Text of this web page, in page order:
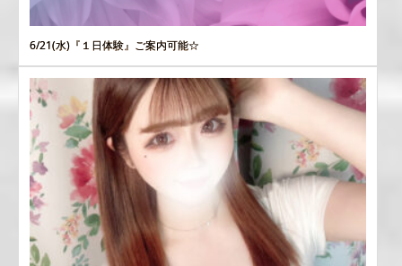
6/21(水)『１日体験』ご案内可能☆